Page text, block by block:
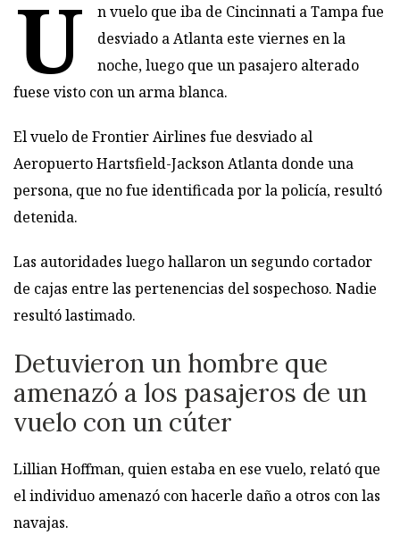
U
n vuelo que iba de Cincinnati a Tampa fue
desviado a Atlanta este viernes en la
noche, luego que un pasajero alterado
fuese visto con un arma blanca.
El vuelo de Frontier Airlines fue desviado al
Aeropuerto Hartsfield-Jackson Atlanta donde una
persona, que no fue identificada por la policía, resultó
detenida.
Las autoridades luego hallaron un segundo cortador
de cajas entre las pertenencias del sospechoso. Nadie
resultó lastimado.
Detuvieron un hombre que
amenazó a los pasajeros de un
vuelo con un cúter
Lillian Hoffman, quien estaba en ese vuelo, relató que
el individuo amenazó con hacerle daño a otros con las
navajas.